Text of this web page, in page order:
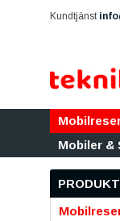
Kundtjänst
Mobiler